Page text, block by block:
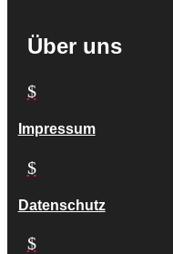
Über uns
$
Impressum
$
Datenschutz
$